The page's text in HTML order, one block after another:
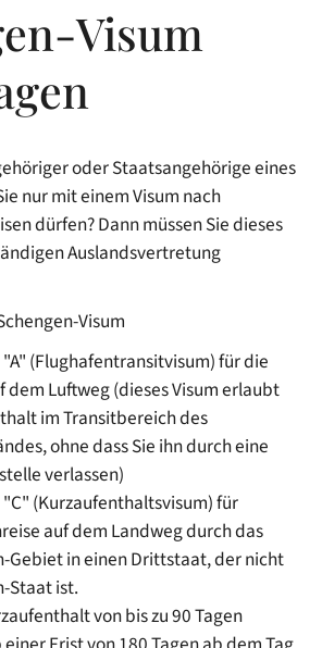
Visum
oder Staatsangehörige eines
nur mit einem Visum nach
dürfen? Dann müssen Sie dieses
Auslandsvertretung
Visum
(Flughafentransitvisum) für die
dem Luftweg(dieses Visum erlaubt
im Transitbereich des
ohne dassSie ihn durch eine
verlassen)
(Kurzaufenthaltsvisum) für
auf dem Landweg durch das
Gebiet in einen Drittstaat, der nicht
Staat ist.
von bis zu 90 Tagen